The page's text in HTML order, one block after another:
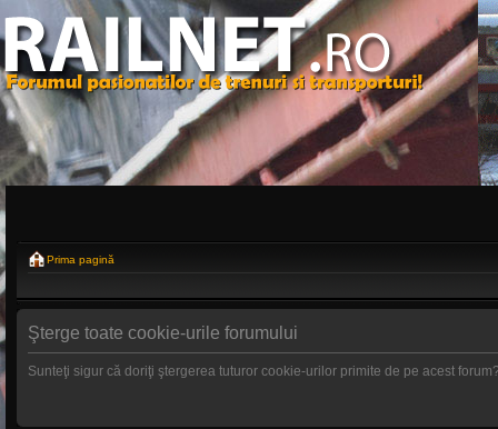
Prima pagină
Şterge toate cookie-urile forumului
Sunteţi sigur că doriţi ştergerea tuturor cookie-urilor primite de pe acest